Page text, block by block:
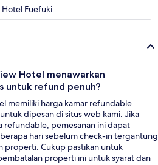
Fuefuki
Hotel menawarkan
untuk refund penuh?
memiliki harga kamar refundable
dipesan di situs web kami. Jika
refundable, pemesanan ini dapat
hari sebelum check-in tergantung
properti. Cukup pastikan untuk
properti ini untuk syarat dan